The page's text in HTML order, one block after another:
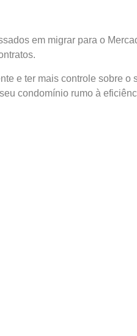
em migrar para o
e ter mais controle sobre o
condomínio rumo à